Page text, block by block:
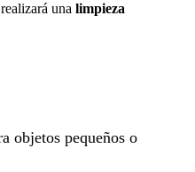
una limpieza
objetos pequeños o